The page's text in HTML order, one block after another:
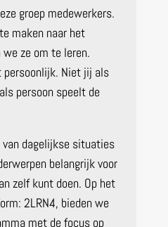
groep medewerkers.
maken naar het
ze om te leren.
persoonlijk. Niet jij als
persoon speelt de
van dagelijkse situaties
belangrijk voor
zelf kunt doen. Op het
2LRN4, bieden we
met de focus op